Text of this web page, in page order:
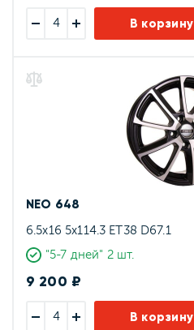
В корзину
NEO 648
6.5x16 5x114.3 ET38 D67.1
"5-7 дней" 2 шт.
9 200 ₽
В корзину